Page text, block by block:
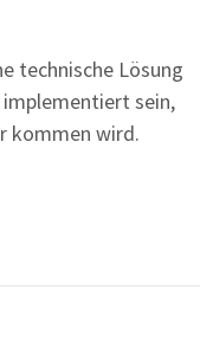
technische Lösung
sein,
kommen wird.